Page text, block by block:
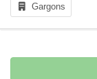
Gargons